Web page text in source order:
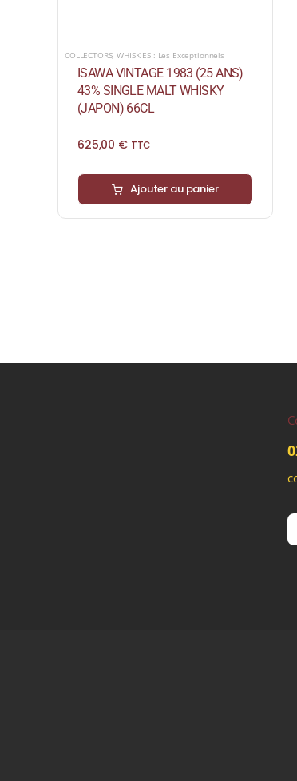
COLLECTORS,WHISKIES : Les Exceptionnels
ISAWA VINTAGE 1983 (25 ANS)
43% SINGLE MALT WHISKY
(JAPON) 66CL
625,00 € TTC
Ajouter au panier